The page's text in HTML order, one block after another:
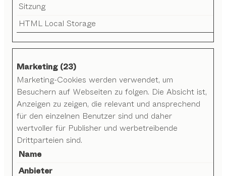
Sitzung
HTML Local Storage
Marketing (23)
Marketing-Cookies werden verwendet, um
Besuchern auf Webseiten zu folgen. Die Absicht ist,
Anzeigen zu zeigen, die relevant und ansprechend
für den einzelnen Benutzer sind und daher
wertvoller für Publisher und werbetreibende
Drittparteien sind.
Name
Anbieter